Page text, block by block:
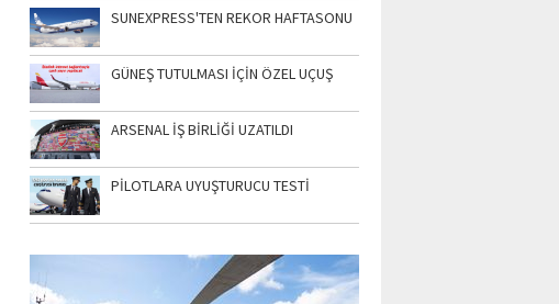
SUNEXPRESS'TEN REKOR HAFTASONU
GÜNEŞ TUTULMASI İÇİN ÖZEL UÇUŞ
ARSENAL İŞ BİRLİĞİ UZATILDI
PİLOTLARA UYUŞTURUCU TESTİ
SİNGAPUR AIRSHOW-2020